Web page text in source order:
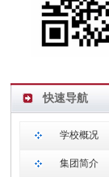
快速导航
学校概况
集团简介